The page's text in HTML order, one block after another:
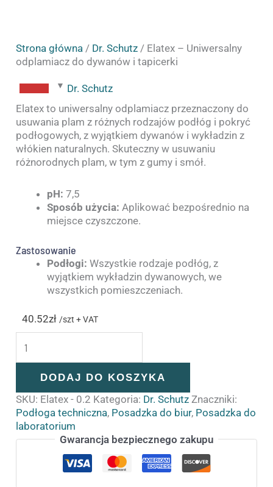
Strona główna / Dr. Schutz / Elatex – Uniwersalny
odplamiacz do dywanów i tapicerki
Dr. Schutz
Elatex to uniwersalny odplamiacz przeznaczony do
usuwania plam z różnych rodzajów podłóg i pokryć
podłogowych, z wyjątkiem dywanów i wykładzin z
włókien naturalnych. Skuteczny w usuwaniu
różnorodnych plam, w tym z gumy i smół.
pH: 7,5
Sposób użycia: Aplikować bezpośrednio na
miejsce czyszczone.
Zastosowanie
Podłogi: Wszystkie rodzaje podłóg, z
wyjątkiem wykładzin dywanowych, we
wszystkich pomieszczeniach.
40.52zł /szt + VAT
DODAJ DO KOSZYKA
SKU: Elatex - 0.2 Kategoria: Dr. Schutz Znaczniki:
Podłoga techniczna, Posadzka do biur, Posadzka do
laboratorium
Gwarancja bezpiecznego zakupu